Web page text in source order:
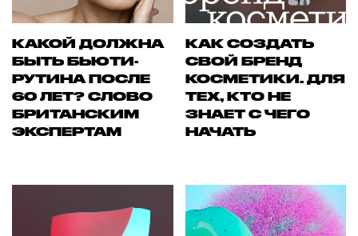
КАКОЙ ДОЛЖНА
БЫТЬ БЬЮТИ-
РУТИНА ПОСЛЕ
60 ЛЕТ? СЛОВО
БРИТАНСКИМ
ЭКСПЕРТАМ
КАК СОЗДАТЬ
СВОЙ БРЕНД
КОСМЕТИКИ. ДЛЯ
ТЕХ, КТО НЕ
ЗНАЕТ С ЧЕГО
НАЧАТЬ